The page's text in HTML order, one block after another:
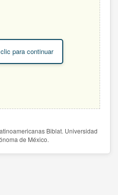
para continuar
Biblat. Universidad
de México.